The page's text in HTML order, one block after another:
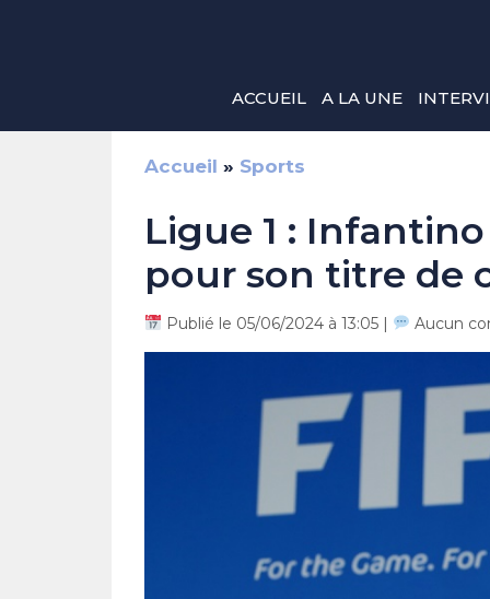
ACCUEIL A LA UNE
Accueil » Sports
Ligue 1 :
pour son titre de
Publié le 05/06/2024 à 13:05 | Aucun